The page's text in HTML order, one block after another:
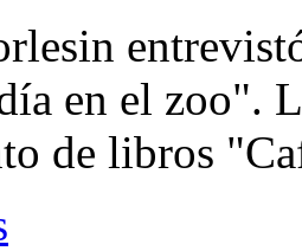
en el zoo".
de libros